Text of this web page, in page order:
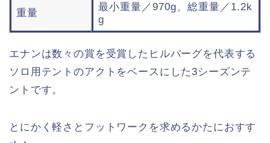
重量
最小重量／970g、総重量／1.2k
g
エナンは数々の賞を受賞したヒルバーグを代表する
ソロ用テントのアクトをベースにした3シーズンテ
ントです。
とにかく軽さとフットワークを求めるかたにおすす